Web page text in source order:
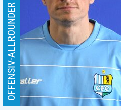
OFFENSIV-ALLROUNDER